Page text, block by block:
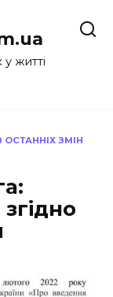
житті
ЗМІН